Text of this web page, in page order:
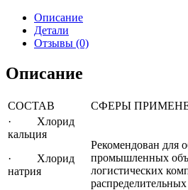
Описание
Детали
Отзывы (0)
Описание
СОСТАВ
СФЕРЫ
· Хлорид
кальция
· Хлорид
натрия
Рекомендован для
промышленных
логистических